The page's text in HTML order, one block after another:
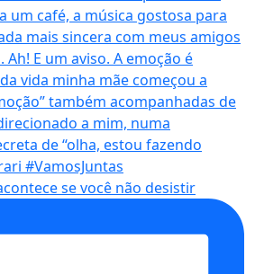
se você não desistir